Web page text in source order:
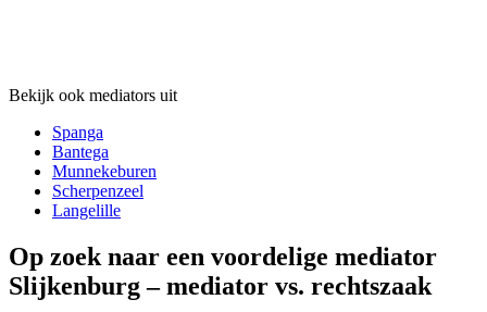
Bekijk ook mediators uit
Spanga
Bantega
Munnekeburen
Scherpenzeel
Langelille
Op zoek naar een voordelige mediator
Slijkenburg – mediator vs. rechtszaak